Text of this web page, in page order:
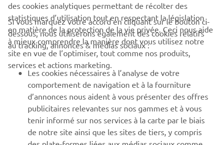
CORPORATE
BUSINESS
PLUS YAMAHA
SUPPORT
NEWSLETTER
des cookies analytiques permettant de récolter des
statistiques d’utilisation tout en respectant la législation
en matière de la protection de la vie privée. Ceci nous aide
à mieux comprendre la manière dont vous utilisez notre
site en vue de l’optimiser, tout comme nos produits,
services et actions marketing.
Si vous marquez votre accord en cliquant sur le bouton ci-
dessous, nous utiliserons également des cookies relatifs
au tracking, annonces & médias sociaux :
Les cookies nécessaires à l’analyse de votre
comportement de navigation et à la fourniture
d’annonces nous aident à vous présenter des offres
publicitaires relevantes sur nos gammes et à vous
tenir informé sur nos services à la carte par le biais
de notre site ainsi que les sites de tiers, y compris